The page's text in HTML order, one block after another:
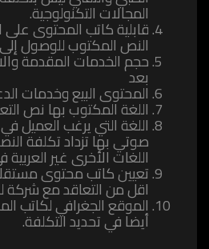
المجالات التكنولوجية.
قابلية كاتب المحتوى على
النص المكتوب للوصول
حجم الخدمات المقدمة
بعد
المحتوى البيع وخدمات
اللغة المكتوب بها نص
اللغة التي يرغب العميل
صوتي بها تزداد تكلفة
اللغات الأخرى غير العربية
تعيين كاتب محتوى
اقل من التعاقد مع شركة
الموقع الجغرافي لكاتب
أيضا في تحديد التكلفة.